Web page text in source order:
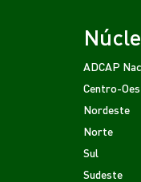
ADCAP
Centro-
Nordeste
Norte
Sul
Sudeste